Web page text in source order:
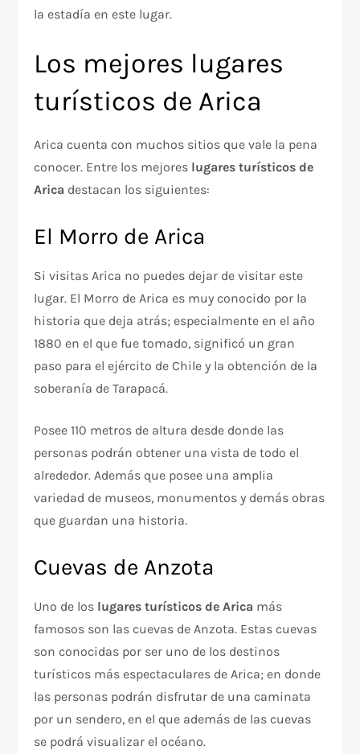
la estadía en este lugar.
Los mejores lugares
turísticos de Arica
Arica cuenta con muchos sitios que vale la pena
conocer. Entre los mejores lugares turísticos de
Arica destacan los siguientes:
El Morro de Arica
Si visitas Arica no puedes dejar de visitar este
lugar. El Morro de Arica es muy conocido por la
historia que deja atrás; especialmente en el año
1880 en el que fue tomado, significó un gran
paso para el ejército de Chile y la obtención de la
soberanía de Tarapacá.
Posee 110 metros de altura desde donde las
personas podrán obtener una vista de todo el
alrededor. Además que posee una amplia
variedad de museos, monumentos y demás obras
que guardan una historia.
Cuevas de Anzota
Uno de los lugares turísticos de Arica más
famosos son las cuevas de Anzota. Estas cuevas
son conocidas por ser uno de los destinos
turísticos más espectaculares de Arica; en donde
las personas podrán disfrutar de una caminata
por un sendero, en el que además de las cuevas
se podrá visualizar el océano.